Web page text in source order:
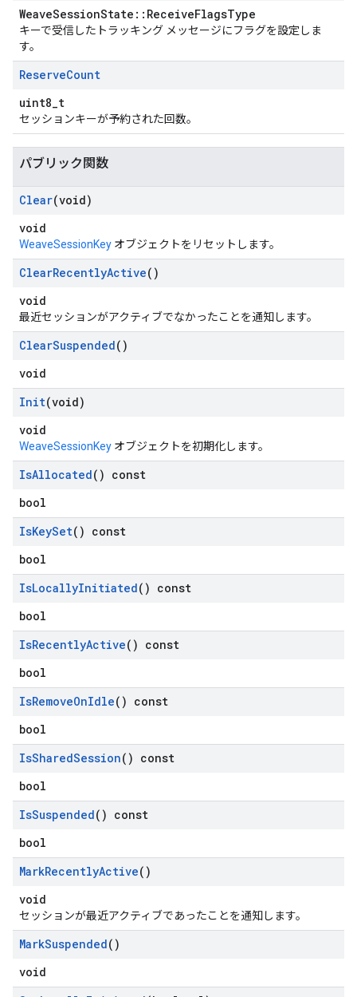
WeaveSessionState::ReceiveFlagsType
キーで受信したトラッキング メッセージにフラグを設定しま
す。
ReserveCount
uint8_t
セッションキーが予約された回数。
パブリック関数
Clear(void)
void
WeaveSessionKey オブジェクトをリセットします。
ClearRecentlyActive()
void
最近セッションがアクティブでなかったことを通知します。
ClearSuspended()
void
Init(void)
void
WeaveSessionKey オブジェクトを初期化します。
IsAllocated() const
bool
IsKeySet() const
bool
IsLocallyInitiated() const
bool
IsRecentlyActive() const
bool
IsRemoveOnIdle() const
bool
IsSharedSession() const
bool
IsSuspended() const
bool
MarkRecentlyActive()
void
セッションが最近アクティブであったことを通知します。
MarkSuspended()
void